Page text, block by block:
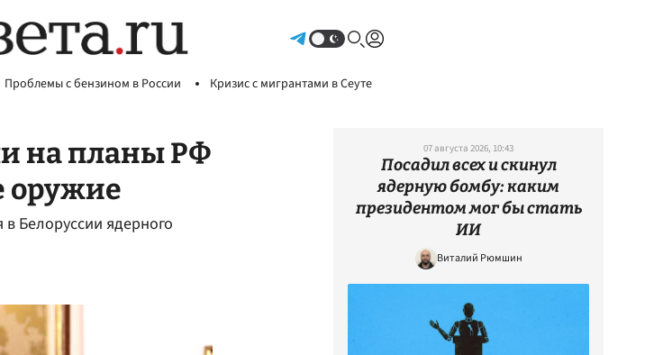
Проблемы с бензином в России Кризис с мигрантами в Сеуте
на планы РФ
оружие
Белоруссии ядерного
07 августа 2026, 10:43
Посадил всех и скинул
ядерную бомбу: каким
президентом мог бы стать
ИИ
Виталий Рюмшин